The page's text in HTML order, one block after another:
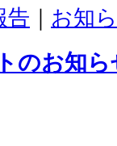
告 お知
のお知ら